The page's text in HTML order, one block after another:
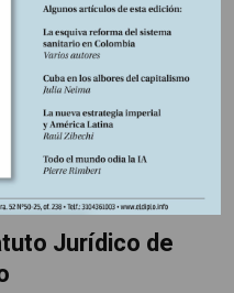
3, y respeta la
del conflicto. Si deja
consideran su actuar
bandidaje o
Jurídico de